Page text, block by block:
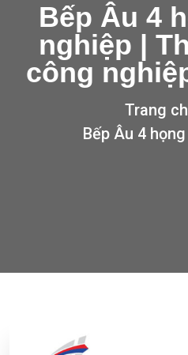
Bếp Âu 4
nghiệp |
công
Trang
Bếp Âu 4